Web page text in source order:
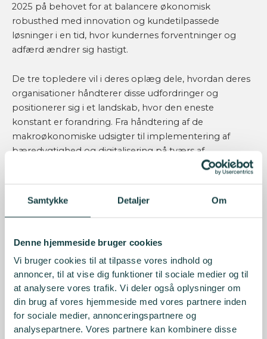
Samtykke Detaljer Om
Denne hjemmeside bruger cookies
Vi bruger cookies til at tilpasse vores indhold og
annoncer, til at vise dig funktioner til sociale medier og til
at analysere vores trafik. Vi deler også oplysninger om
din brug af vores hjemmeside med vores partnere inden
for sociale medier, annonceringspartnere og
analysepartnere. Vores partnere kan kombinere disse
2025 på behovet for at balancere økonomisk
robusthed med innovation og kundetilpassede
løsninger i en tid, hvor kundernes forventninger og
adfærd ændrer sig hastigt.
De tre topledere vil i deres oplæg dele, hvordan deres
organisationer håndterer disse udfordringer og
positionerer sig i et landskab, hvor den eneste
konstant er forandring. Fra håndtering af de
makroøkonomiske udsigter til implementering af
bæredygtighed og digitalisering på tværs af
organisationen. Efter disse 3 korte indlæg er der en
af Liberal Alliance, til at give et indlæg under
Med sin klare stemme og markante holdninger vil
Vanopslagh afslutte indlæggene med bl.a. at give sit
perspektiv på, hvordan finanssektoren påvirkes af
politiske dagsordener, og hvad Christiansborg ser som
centrale fokusområder for fremtidens rammer for